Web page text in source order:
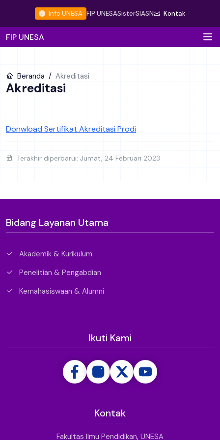
Info UNESA FIP UNESASisterSIASN Kontak
FIP UNESA
Beranda Akreditasi
Akreditasi
Donwload Sertifikat Akreditasi Prodi
Terakhir diperbarui: Jumat, 24 Februari 2023
Bidang Layanan Utama
Akademik & Kurikulum
Penelitian & Pengabdian
Kemahasiswaan & Alumni
Ikuti Kami
Kontak
Fakultas Ilmu Pendidikan, UNESA